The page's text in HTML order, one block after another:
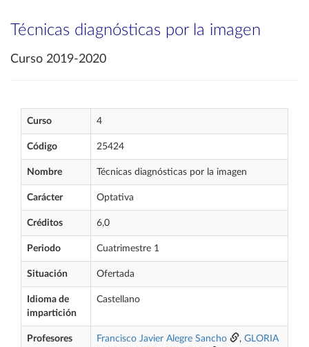
Técnicas diagnósticas por la imagen
Curso 2019-2020
Curso 4
Código 25424
Nombre Técnicas diagnósticas por la imagen
Carácter Optativa
Créditos 6,0
Periodo Cuatrimestre 1
Situación Ofertada
Idioma de
impartición
Castellano
Profesores Francisco Javier Alegre Sancho , GLORIA